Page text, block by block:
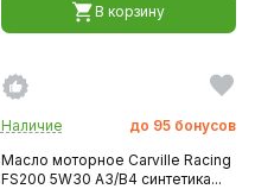
В корзину
Наличие до 95 бонусов
Масло моторное Carville Racing
FS200 5W30 A3/B4 синтетика...